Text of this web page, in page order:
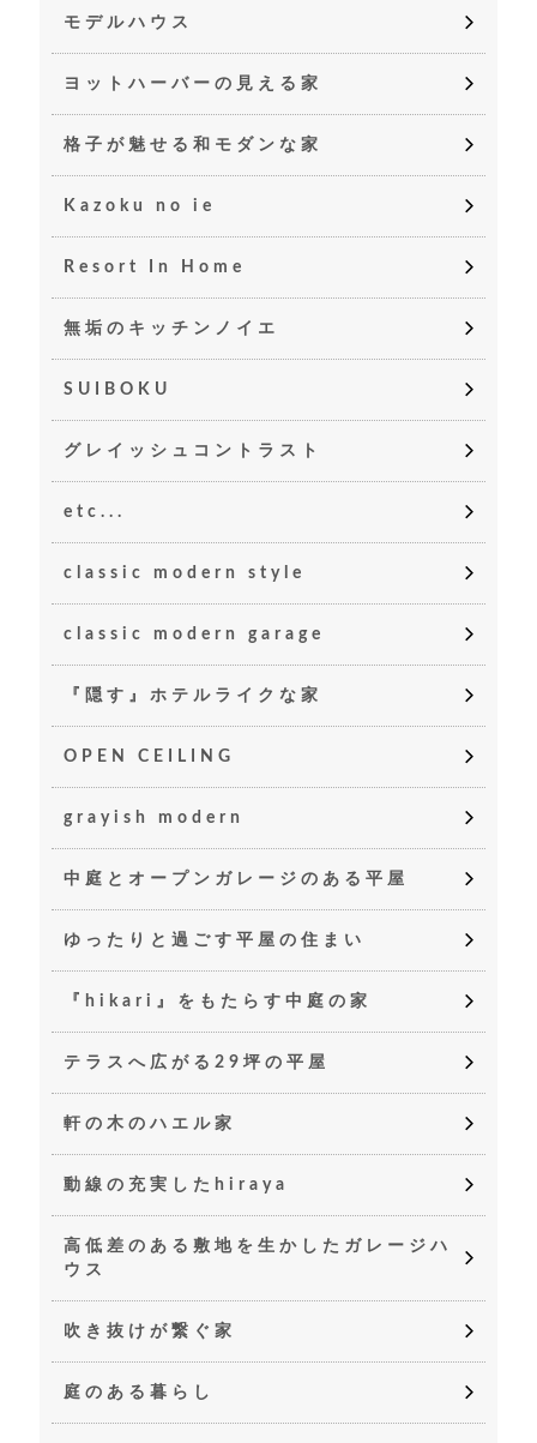
モデルハウス
ヨットハーバーの見える家
格子が魅せる和モダンな家
Kazoku no ie
Resort In Home
無垢のキッチンノイエ
SUIBOKU
グレイッシュコントラスト
etc...
classic modern style
classic modern garage
『隠す』ホテルライクな家
OPEN CEILING
grayish modern
中庭とオープンガレージのある平屋
ゆったりと過ごす平屋の住まい
『hikari』をもたらす中庭の家
テラスへ広がる29坪の平屋
軒の木のハエル家
動線の充実したhiraya
高低差のある敷地を生かしたガレージハ
ウス
吹き抜けが繋ぐ家
庭のある暮らし